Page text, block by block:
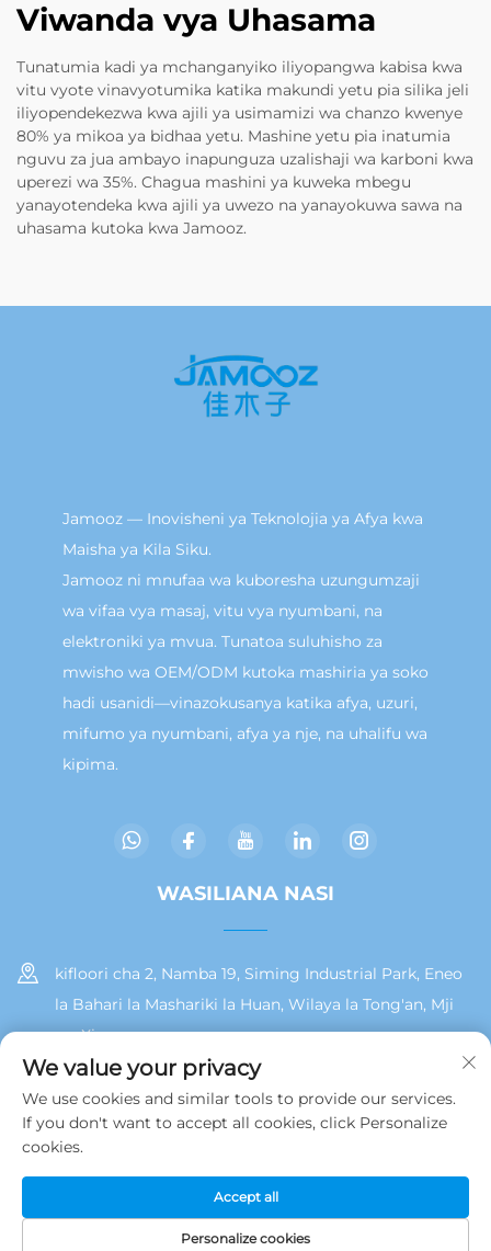
Viwanda vya Uhasama
Tunatumia kadi ya mchanganyiko iliyopangwa kabisa kwa
vitu vyote vinavyotumika katika makundi yetu pia silika jeli
iliyopendekezwa kwa ajili ya usimamizi wa chanzo kwenye
80% ya mikoa ya bidhaa yetu. Mashine yetu pia inatumia
nguvu za jua ambayo inapunguza uzalishaji wa karboni kwa
uperezi wa 35%. Chagua mashini ya kuweka mbegu
yanayotendeka kwa ajili ya uwezo na yanayokuwa sawa na
uhasama kutoka kwa Jamooz.
Jamooz — Inovisheni ya Teknolojia ya Afya kwa
Maisha ya Kila Siku.
Jamooz ni mnufaa wa kuboresha uzungumzaji
wa vifaa vya masaj, vitu vya nyumbani, na
elektroniki ya mvua. Tunatoa suluhisho za
mwisho wa OEM/ODM kutoka mashiria ya soko
hadi usanidi—vinazokusanya katika afya, uzuri,
mifumo ya nyumbani, afya ya nje, na uhalifu wa
kipima.
WASILIANA NASI
kifloori cha 2, Namba 19, Siming Industrial Park, Eneo
la Bahari la Mashariki la Huan, Wilaya la Tong'an, Mji
wa Xiamen
+86 13215929911
[email protected]
Hakiki © 2025 na Jamooz (Xiamen) Technology Co., Ltd.
Faragha
We value your privacy
We use cookies and similar tools to provide our services.
If you don't want to accept all cookies, click Personalize
cookies.
Personalize cookies
Accept all